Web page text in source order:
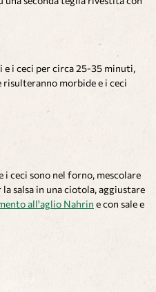
e i ceci per circa 25-35 minuti,
risulteranno morbide e i ceci
i ceci sono nel forno, mescolare
salsa in una ciotola, aggiustare
all'aglio Nahrin e con sale e